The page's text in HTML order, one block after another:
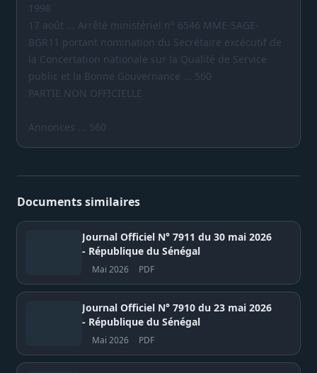
1998
17 août ... Arrêté ministériel n° 6546 MME-SAGE-
BGR11 portant nomination du Secrétaire excécutif de
la Concertation nationale sur la Qualité de Service
public et la Bonne Gouvernance ... 560
PARTIE NON OFFICIELLE
Annonces ... 560
Documents similaires
Journal Officiel N° 7911 du 30 mai 2026
- République du Sénégal
Mai 2026 PDF
Journal Officiel N° 7910 du 23 mai 2026
- République du Sénégal
Mai 2026 PDF